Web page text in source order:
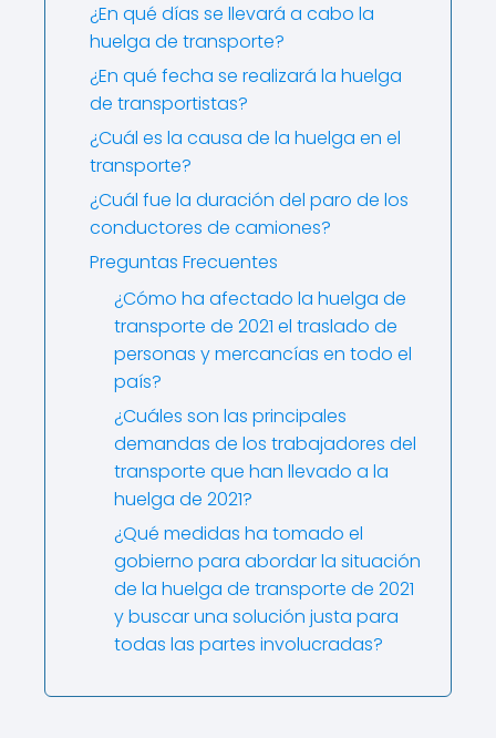
¿En qué días se llevará a cabo la
huelga de transporte?
¿En qué fecha se realizará la huelga
de transportistas?
¿Cuál es la causa de la huelga en el
transporte?
¿Cuál fue la duración del paro de los
conductores de camiones?
Preguntas Frecuentes
¿Cómo ha afectado la huelga de
transporte de 2021 el traslado de
personas y mercancías en todo el
país?
¿Cuáles son las principales
demandas de los trabajadores del
transporte que han llevado a la
huelga de 2021?
¿Qué medidas ha tomado el
gobierno para abordar la situación
de la huelga de transporte de 2021
y buscar una solución justa para
todas las partes involucradas?